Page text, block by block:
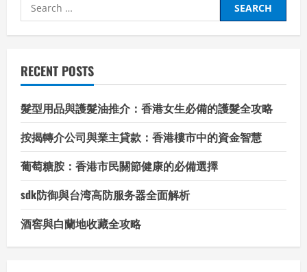
Search
for:
RECENT POSTS
髮型用品與護髮油推介：香港女生必備的護髮全攻略
按揭轉介公司與業主貸款：香港樓市中的資金智慧
葡萄糖胺：香港市民關節健康的必備選擇
sdk防御與台湾高防服务器全面解析
酒窖與白蘭地收藏全攻略